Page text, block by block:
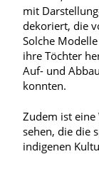
mit
dekoriert, die
Solche
ihre Töchter
Auf- und
konnten.
Zudem ist eine
sehen, die die
indigenen